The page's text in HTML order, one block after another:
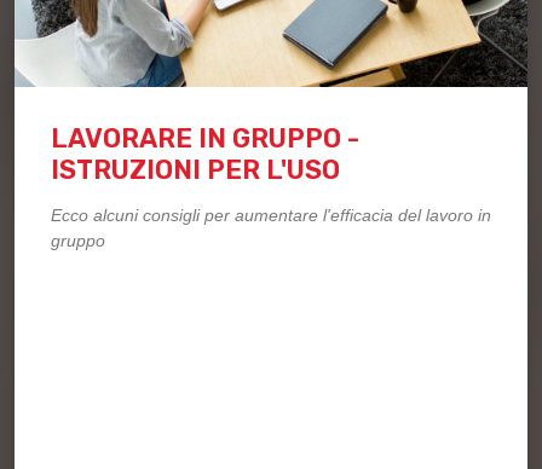
LAVORARE IN GRUPPO -
ISTRUZIONI PER L'USO
Ecco alcuni consigli per aumentare l'efficacia del lavoro in
gruppo